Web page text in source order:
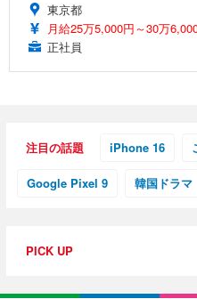
東京都
月給25万5,000円～30万
正社員
注目の話題 iPhone 16
Google Pixel 9 韓国ドラマ
PICK UP